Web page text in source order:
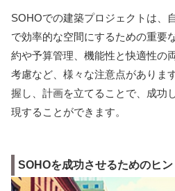
SOHOでの建築プロジェクトは、
で効率的な空間にするための重要
約や予算管理、機能性と快適性の
考慮など、様々な注意点がありま
握し、計画を立てることで、成功
現することができます。
SOHOを成功させるためのヒン